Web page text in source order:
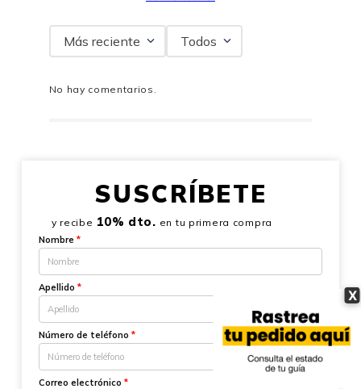
X
Más reciente Todos
No hay comentarios.
SUSCRÍBETE
y recibe 10% dto. en tu primera compra
Nombre *
Apellido *
Número de teléfono *
Correo electrónico *